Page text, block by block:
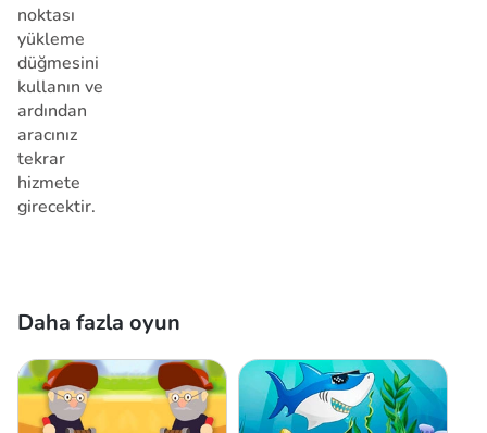
noktası
yükleme
düğmesini
kullanın ve
ardından
aracınız
tekrar
hizmete
girecektir.
Daha fazla oyun